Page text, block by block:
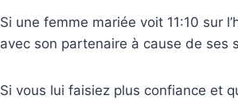
Si une femme mariée voit 11:10 sur
avec son partenaire à cause de ses
Si vous lui faisiez plus confiance et